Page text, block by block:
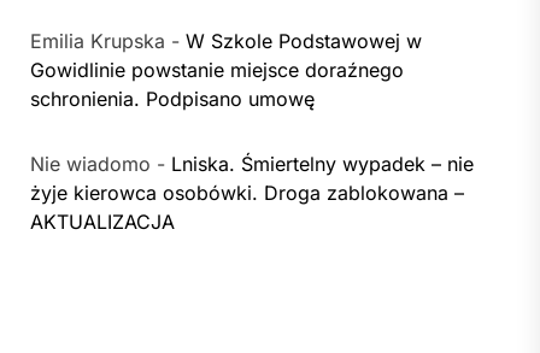
Emilia Krupska - W Szkole Podstawowej w
Gowidlinie powstanie miejsce doraźnego
schronienia. Podpisano umowę
Nie wiadomo - Lniska. Śmiertelny wypadek – nie
żyje kierowca osobówki. Droga zablokowana –
AKTUALIZACJA